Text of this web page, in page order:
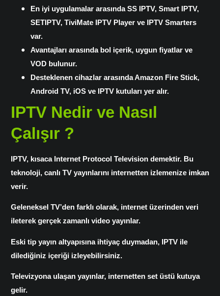
En iyi uygulamalar arasında SS IPTV, Smart IPTV,
SETIPTV, TiviMate IPTV Player ve IPTV Smarters
var.
Avantajları arasında bol içerik, uygun fiyatlar ve
VOD bulunur.
Desteklenen cihazlar arasında Amazon Fire Stick,
Android TV, iOS ve IPTV kutuları yer alır.
IPTV Nedir ve Nasıl
Çalışır ?
IPTV, kısaca Internet Protocol Television demektir. Bu
teknoloji, canlı TV yayınlarını internetten izlemenize imkan
verir.
Geleneksel TV’den farklı olarak, internet üzerinden veri
ileterek gerçek zamanlı video yayınlar.
Eski tip yayın altyapısına ihtiyaç duymadan, IPTV ile
dilediğiniz içeriği izleyebilirsiniz.
Televizyona ulaşan yayınlar, internetten set üstü kutuya
gelir.